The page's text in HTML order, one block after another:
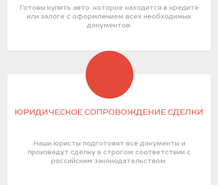
Готовы купить авто, которое находится в кредите
или залоге с оформлением всех необходимых
документов.
ЮРИДИЧЕСКОЕ СОПРОВОЖДЕНИЕ СДЕЛКИ
Наши юристы подготовят все документы и
произведут сделку в строгом соответствии с
российским законодательством.